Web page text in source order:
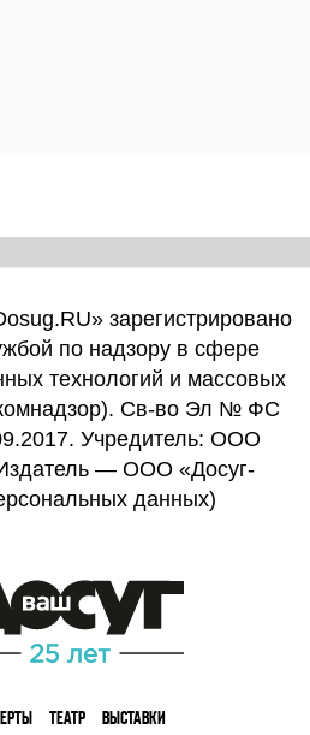
зарегистрировано
по надзору в сфере
технологий и массовых
Св-во Эл № ФС
Учредитель: ООО
— ООО «Досуг-
данных)
ТЕАТР ВЫСТАВКИ